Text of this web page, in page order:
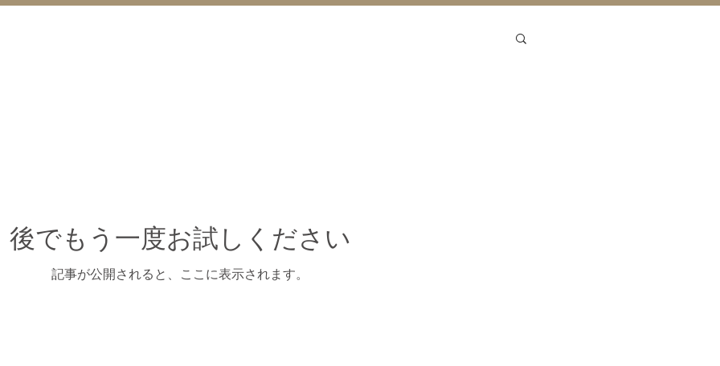
後でもう一度お試しください
記事が公開されると、ここに表示されます。